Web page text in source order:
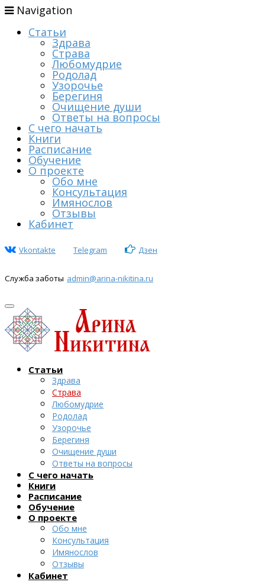
Navigation
Статьи
Здрава
Страва
Любомудрие
Родолад
Узорочье
Берегиня
Очищение души
Ответы на вопросы
С чего начать
Книги
Расписание
Обучение
О проекте
Обо мне
Консультация
Имянослов
Отзывы
Кабинет
Vkontakte Telegram Дзен
Служба заботы admin@arina-nikitina.ru
Статьи
Здрава
Страва
Любомудрие
Родолад
Узорочье
Берегиня
Очищение души
Ответы на вопросы
С чего начать
Книги
Расписание
Обучение
О проекте
Обо мне
Консультация
Имянослов
Отзывы
Кабинет